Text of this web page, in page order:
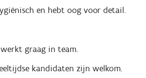
en hebt oog voor detail.
graag in team.
kandidaten zijn welkom.